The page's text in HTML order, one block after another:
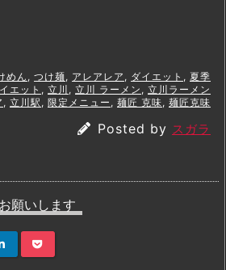
めん , つけ麺, アレアレア , ダイエット , 夏季
エット , 立川 , 立川 ラーメン , 立川ラーメン
, 立川駅 , 限定メニュー , 麺匠 克味, 麺匠克味
Posted by スガラ
願いします